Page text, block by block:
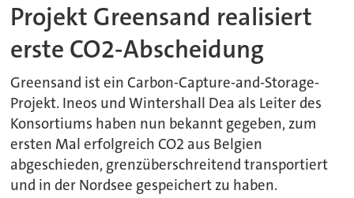
Projekt Greensand realisiert
erste CO2-Abscheidung
Greensand ist ein Carbon-Capture-and-Storage-
Projekt. Ineos und Wintershall Dea als Leiter des
Konsortiums haben nun bekannt gegeben, zum
ersten Mal erfolgreich CO2 aus Belgien
abgeschieden, grenzüberschreitend transportiert
und in der Nordsee gespeichert zu haben.